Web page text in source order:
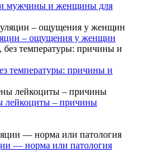
мужчины и женщины для
– ощущения у женщин
температуры: причины и
лейкоциты – причины
— норма или патология